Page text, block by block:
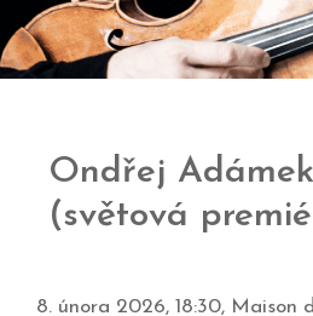
Ondřej
(světová
8. února 2026, 18:30, Maison